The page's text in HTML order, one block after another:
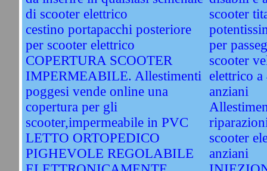
di scooter elettrico
cestino portapacchi posteriore
per scooter elettrico
COPERTURA SCOOTER
IMPERMEABILE. Allestimenti
poggesi vende online una
copertura per gli
scooter,impermeabile in PVC
LETTO ORTOPEDICO
PIGHEVOLE REGOLABILE
scooter
per
scooter
elettrico
anziani
scooter
anziani